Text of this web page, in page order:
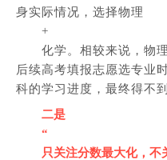
身实际情况，选择物理
+
化学。相较来说，物
后续高考填报志愿选专业
科的学习进度，最终得不
二是
“
只关注分数最大化，不